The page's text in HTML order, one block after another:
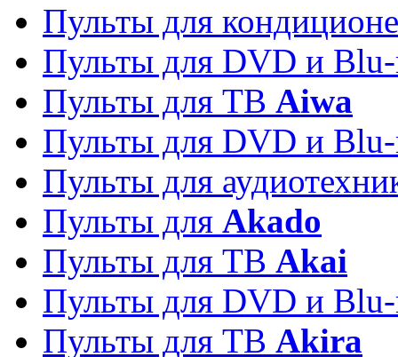
Пульты для
Пульты для DVD и
Пульты для ТВ Aiwa
Пульты для DVD и
Пульты для
Пульты для Akado
Пульты для ТВ Akai
Пульты для DVD и
Пульты для ТВ Akira